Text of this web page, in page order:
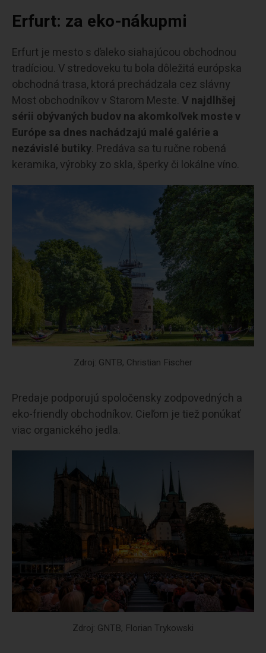
Erfurt: za eko-nákupmi
Erfurt je mesto s ďaleko siahajúcou obchodnou
tradíciou. V stredoveku tu bola dôležitá európska
obchodná trasa, ktorá prechádzala cez slávny
Most obchodníkov v Starom Meste. V najdlhšej
sérii obývaných budov na akomkoľvek moste v
Európe sa dnes nachádzajú malé galérie a
nezávislé butiky. Predáva sa tu ručne robená
keramika, výrobky zo skla, šperky či lokálne víno.
Zdroj: GNTB, Christian Fischer
Predaje podporujú spoločensky zodpovedných a
eko-friendly obchodníkov. Cieľom je tiež ponúkať
viac organického jedla.
Zdroj: GNTB, Florian Trykowski